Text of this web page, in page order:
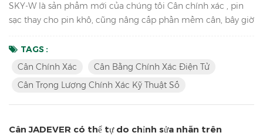
SKY-W là sản phẩm mới của chúng tôi Cân chính xác , pin
sạc thay cho pin khô, cũng nâng cấp phần mềm cân, bây giờ
phân giải cao lên đến 1 / 60.000 cân bằng chính xác của
thiết bị phòng thí nghiệm trường học Màn hình LCD với đèn
tránh mất ổn định nguồn điện Hiệu chuẩn điểm đơn và
tuyến ...
TAGS :
Cân Chính Xác
Cân Bằng Chính Xác Điện Tử
Cân Trọng Lượng Chính Xác Kỹ Thuật Số
Cân JADEVER có thể tự do chỉnh sửa nhãn trên